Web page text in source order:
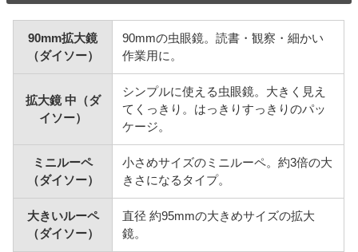
90mm拡大鏡
（ダイソー）
90mmの虫眼鏡。読書・観察・細かい
作業用に。
拡大鏡 中（ダ
イソー）
シンプルに使える虫眼鏡。大きく見え
てくっきり。はっきりすっきりのパッ
ケージ。
ミニルーペ
（ダイソー）
小さめサイズのミニルーペ。約3倍の大
きさになるタイプ。
大きいルーペ
（ダイソー）
直径 約95mmの大きめサイズの拡大
鏡。